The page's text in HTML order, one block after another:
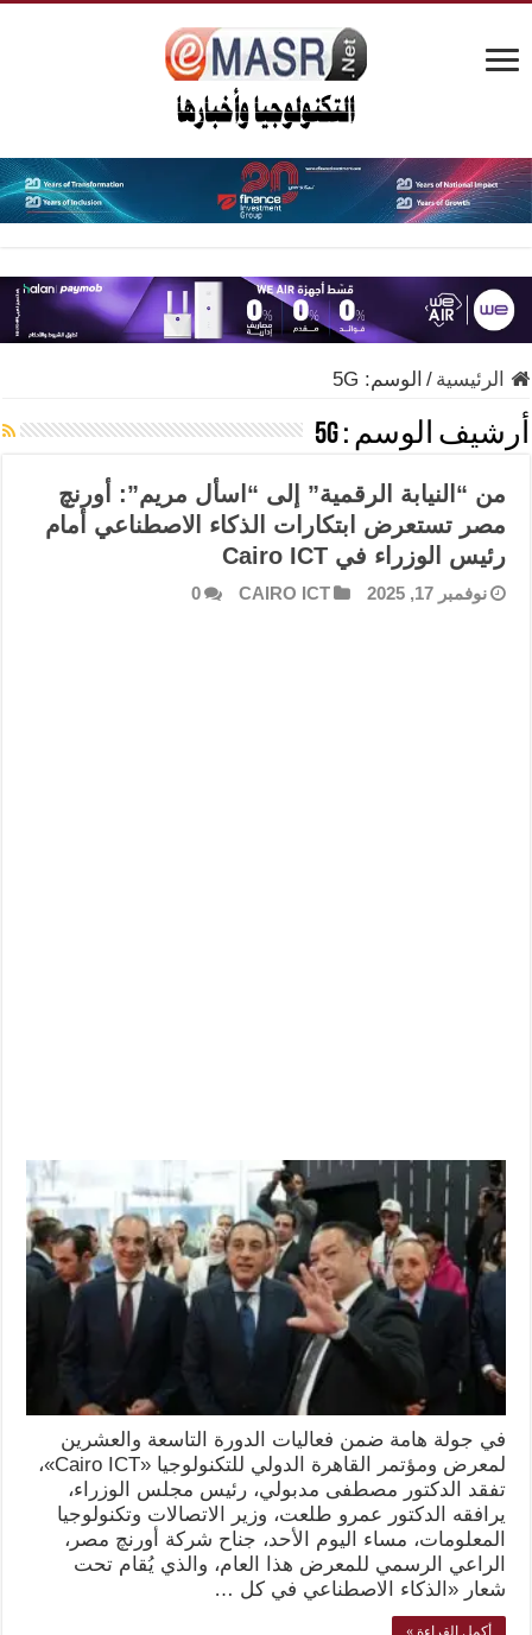
الرئيسية / الوسم: 5G
أرشيف الوسم :5G
من “النيابة الرقمية” إلى “اسأل مريم”: أورنچ
مصر تستعرض ابتكارات الذكاء الاصطناعي أمام
رئيس الوزراء في Cairo ICT
نوفمبر 17, 2025 CAIRO ICT
0
في جولة هامة ضمن فعاليات الدورة التاسعة والعشرين
لمعرض ومؤتمر القاهرة الدولي للتكنولوجيا «Cairo ICT»،
تفقد الدكتور مصطفى مدبولي، رئيس مجلس الوزراء،
يرافقه الدكتور عمرو طلعت، وزير الاتصالات وتكنولوجيا
المعلومات، مساء اليوم الأحد، جناح شركة أورنچ مصر،
الراعي الرسمي للمعرض هذا العام، والذي يُقام تحت
شعار «الذكاء الاصطناعي في كل …
أكمل القراءة »